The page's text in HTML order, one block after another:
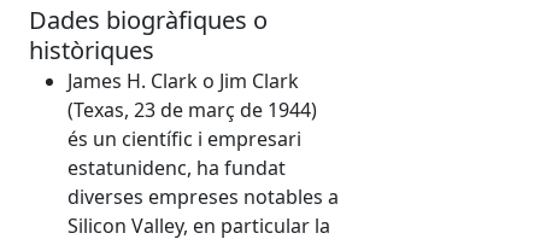
Dades biogràfiques o
històriques
James H. Clark o Jim Clark
(Texas, 23 de març de 1944)
és un científic i empresari
estatunidenc, ha fundat
diverses empreses notables a
Silicon Valley, en particular la